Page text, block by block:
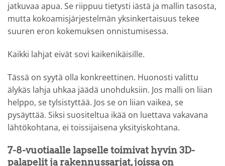
jatkuvaa apua. Se riippuu tietysti iästä ja mallin tasosta,
mutta kokoamisjärjestelmän yksinkertaisuus tekee
suuren eron kokemuksen onnistumisessa.
Kaikki lahjat eivät sovi kaikenikäisille.
Tässä on syytä olla konkreettinen. Huonosti valittu
älykäs lahja uhkaa jäädä unohduksiin. Jos malli on liian
helppo, se tylsistyttää. Jos se on liian vaikea, se
pysäyttää. Siksi suositeltua ikää on luettava vakavana
lähtökohtana, ei toissijaisena yksityiskohtana.
7-8-vuotiaalle lapselle toimivat hyvin 3D-
palapelit ja rakennussarjat, joissa on